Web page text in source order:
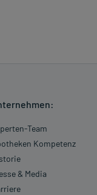
Team
Kompetenz
& Media